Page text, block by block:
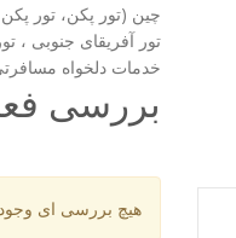
چین (تور پکن، تور
تور آفریقای جنوبی ،
خدمات دلخواه
بررسی
هیچ بررسی ای وجود